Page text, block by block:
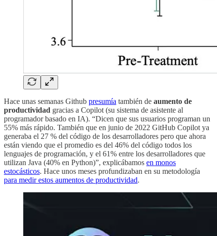
Hace unas semanas Github presumía también de aumento de
productividad gracias a Copilot (su sistema de asistente al
programador basado en IA). “Dicen que sus usuarios programan un
55% más rápido. También que en junio de 2022 GitHub Copilot ya
generaba el 27 % del código de los desarrolladores pero que ahora
están viendo que el promedio es del 46% del código todos los
lenguajes de programación, y el 61% entre los desarrolladores que
utilizan Java (40% en Python)”, explicábamos en monos
estocásticos. Hace unos meses profundizaban en su metodología
para medir estos aumentos de productividad.